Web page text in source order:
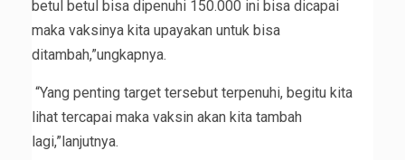
betul betul bisa dipenuhi 150.000 ini bisa dicapai
maka vaksinya kita upayakan untuk bisa
ditambah,”ungkapnya.
“Yang penting target tersebut terpenuhi, begitu kita
lihat tercapai maka vaksin akan kita tambah
lagi,”lanjutnya.